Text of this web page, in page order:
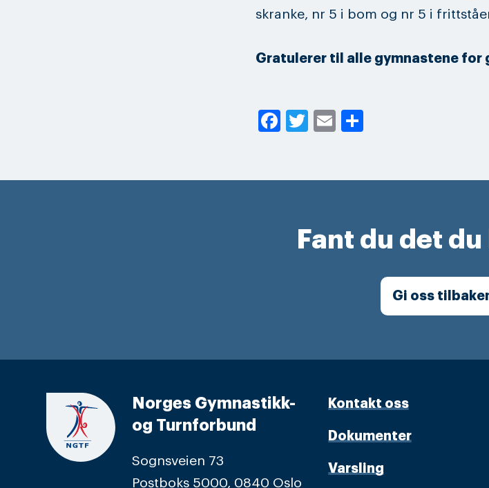
skranke, nr 5 i bom og nr 5 i
Gratulerer til alle gymnastene for
Facebook
Twitter
Email
Fant du det
Gi oss
Norges Gymnastikk-
og Turnforbund
Sognsveien 73
Postboks 5000, 0840 Oslo
Kontakt oss
Dokumenter
Varsling